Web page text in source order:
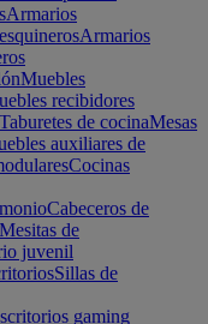
Armarios
Armarios
Muebles
recibidores
Taburetes de cocinaMesas
auxiliares de
Cocinas
Cabeceros de
Mesitas de
juvenil
Sillas de
gaming